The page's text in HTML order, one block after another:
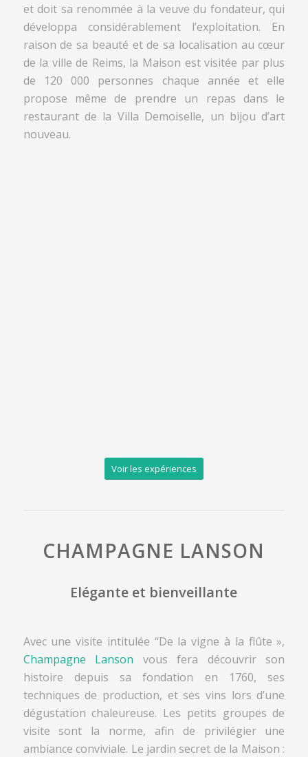
et doit sa renommée à la veuve du fondateur, qui
développa considérablement l’exploitation. En
raison de sa beauté et de sa localisation au cœur
de la ville de Reims, la Maison est visitée par plus
de 120 000 personnes chaque année et elle
propose même de prendre un repas dans le
restaurant de la Villa Demoiselle, un bijou d’art
nouveau.
Voir les expériences
CHAMPAGNE LANSON
Elégante et bienveillante
Avec une visite intitulée “De la vigne à la flûte »,
Champagne Lanson vous fera découvrir son
histoire depuis sa fondation en 1760, ses
techniques de production, et ses vins lors d’une
dégustation chaleureuse. Les petits groupes de
visite sont la norme, afin de privilégier une
ambiance conviviale. Le jardin secret de la Maison :